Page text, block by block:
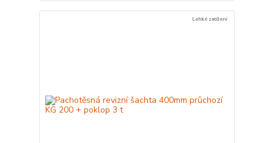
Lehké zatížení